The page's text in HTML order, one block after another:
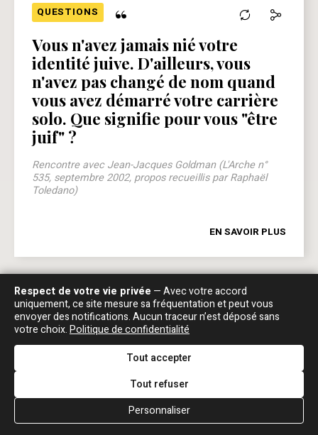
QUESTIONS “
Vous n'avez jamais nié votre
identité juive. D'ailleurs, vous
n'avez pas changé de nom quand
vous avez démarré votre carrière
solo. Que signifie pour vous "être
juif" ?
Rencontre avec Jean-Jacques Goldman (L'Arche n°
535, septembre 2002, propos recueillis par Raphaël
Toledano)
EN SAVOIR PLUS
LIVRES
Respect de votre vie privée — Avec votre accord
uniquement, ce site mesure sa fréquentation et peut vous
envoyer des notifications. Aucun traceur n’est déposé sans
votre choix.Politique de confidentialité
Tout accepter
Tout refuser
Personnaliser